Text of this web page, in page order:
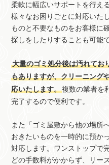
柔軟に幅広いサポートを行え
様々なお困りごとに対応いた
ものと不要なものをお客様に
探しをしたりすることも可能で
大量のゴミ処分後は汚れてお
もありますが、クリーニング
応いたします。複数の業者を
完了するので便利です。
また「ゴミ屋敷から他の場所
おきたいものを一時的に預か
対応します。ワンストップで
どの手数料がかからず、リー